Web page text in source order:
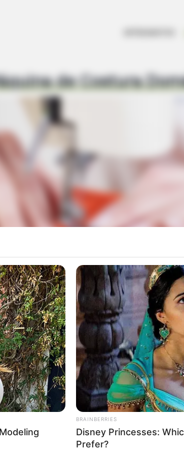
de Costura
Viaebay
tipos: industriais e domésticas. O
em grande escala. Já o segundo tipo é
artesanato e reparos.
de costura domésticanão é tarefa fácil
Para fazer uma boa compra, além do
BRAINBERRIES
Disney Princesses:
Prefer?
Before You
Suddenly, The Lawn
Bursts Open
PLANS
Hides This $1 Generic Viagra -
The Aisle It's Really In.
In